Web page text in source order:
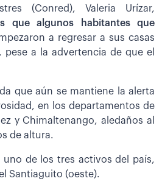
(Conred), Valeria Urízar,
que algunos habitantes que
a regresar a sus casas
pese a la advertencia de que el
que aún se mantiene la alerta
en los departamentos de
y Chimaltenango, aledaños al
de altura.
uno de los tres activos del país,
Santiaguito (oeste).